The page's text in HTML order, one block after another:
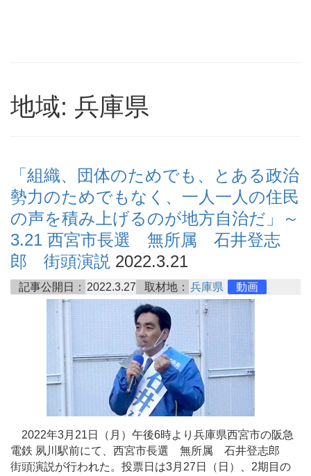
地域: 兵庫県
「組織、団体のためでも、とある政治
勢力のためでもなく、一人一人の住民
の声を積み上げるのが地方自治だ」～
3.21 西宮市長選 無所属 石井登志
郎 街頭演説 2022.3.21
記事公開日： 2022.3.27 取材地： 兵庫県 動画
2022年3月21日（月）午後6時より兵庫県西宮市の阪急
電鉄 夙川駅前にて、西宮市長選 無所属 石井登志郎
街頭演説が行われた。投票日は3月27日（日）、2期目の